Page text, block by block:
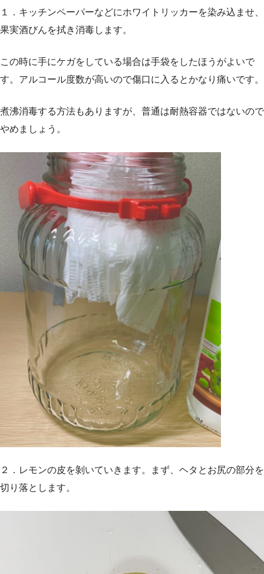
１．キッチンペーパーなどにホワイトリッカーを染み込ませ、
果実酒びんを拭き消毒します。
この時に手にケガをしている場合は手袋をしたほうがよいで
す。アルコール度数が高いので傷口に入るとかなり痛いです。
煮沸消毒する方法もありますが、普通は耐熱容器ではないので
やめましょう。
２．レモンの皮を剝いていきます。まず、ヘタとお尻の部分を
切り落とします。